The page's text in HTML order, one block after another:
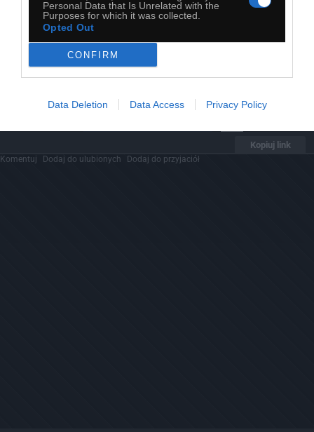
Personal Data that Is Unrelated with the
Purposes for which it was collected.
Opted Out
CONFIRM
Data Deletion Data Access Privacy Policy
Kopiuj link
Komentuj Dodaj do ulubionych Dodaj do przyjaciół